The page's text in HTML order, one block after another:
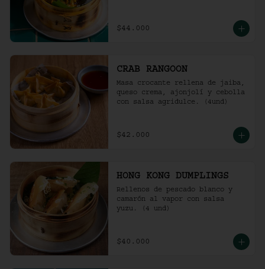
$44.000
CRAB RANGOON
Masa crocante rellena de jaiba,
queso crema, ajonjolí y cebolla
con salsa agridulce. (4und)
$42.000
HONG KONG DUMPLINGS
Rellenos de pescado blanco y
camarón al vapor con salsa
yuzu. (4 und)
$40.000